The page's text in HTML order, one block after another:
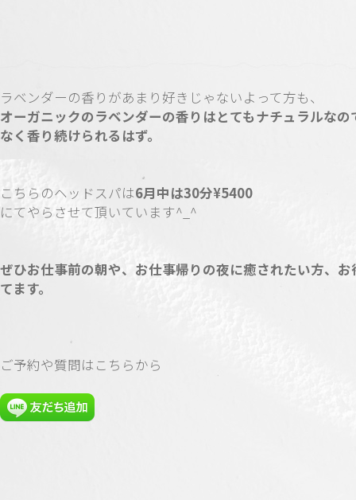
ラベンダーの香りがあまり好きじゃないよって方も、
オーガニックのラベンダーの香りはとてもナチュラルなの
なく香り続けられるはず。
こちらのヘッドスパは6月中は30分¥5400
にてやらさせて頂いています^_^
ぜひお仕事前の朝や、お仕事帰りの夜に癒されたい方、お
てます。
ご予約や質問はこちらから